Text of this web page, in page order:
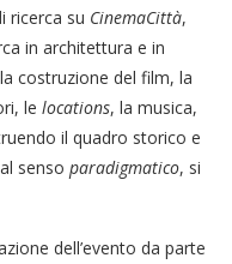
ricerca su CinemaCittà,
in architettura e in
costruzione del film, la
le locations, la musica,
il quadro storico e
senso paradigmatico, si
dell’evento da parte